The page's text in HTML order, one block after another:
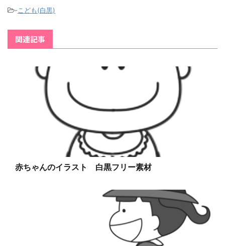
-こども(白黒)
関連記事
赤ちゃんのイラスト 白黒フリー素材